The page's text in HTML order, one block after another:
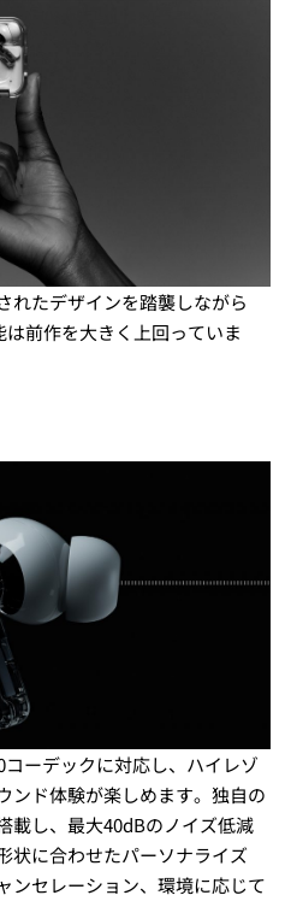
れたデザインを踏襲しながら
前作を大きく上回っていま
コーデックに対応し、ハイレゾ
ンド体験が楽しめます。独自の
載し、最大40dBのノイズ低減
状に合わせたパーソナライズ
ンセレーション、環境に応じて